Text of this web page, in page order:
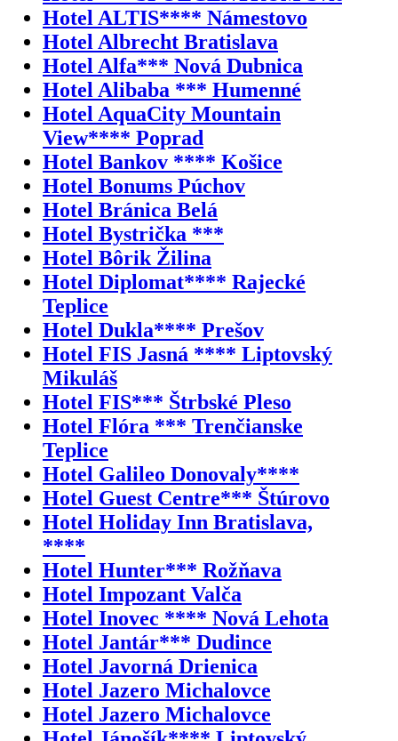
Hotel ALTIS**** Námestovo
Hotel Albrecht Bratislava
Hotel Alfa*** Nová Dubnica
Hotel Alibaba *** Humenné
Hotel AquaCity Mountain
View**** Poprad
Hotel Bankov **** Košice
Hotel Bonums Púchov
Hotel Bránica Belá
Hotel Bystrička ***
Hotel Bôrik Žilina
Hotel Diplomat**** Rajecké
Teplice
Hotel Dukla**** Prešov
Hotel FIS Jasná **** Liptovský
Mikuláš
Hotel FIS*** Štrbské Pleso
Hotel Flóra *** Trenčianske
Teplice
Hotel Galileo Donovaly****
Hotel Guest Centre*** Štúrovo
Hotel Holiday Inn Bratislava,
****
Hotel Hunter*** Rožňava
Hotel Impozant Valča
Hotel Inovec **** Nová Lehota
Hotel Jantár*** Dudince
Hotel Javorná Drienica
Hotel Jazero Michalovce
Hotel Jazero Michalovce